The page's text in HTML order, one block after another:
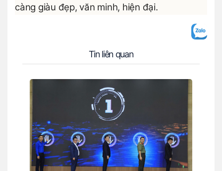
càng giàu đẹp, văn minh, hiện đại.
Tin liên quan